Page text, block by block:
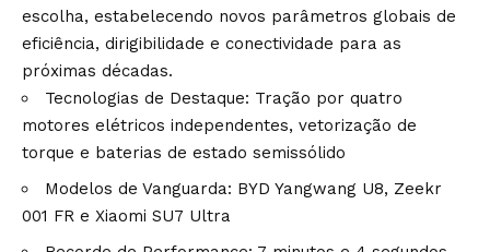
escolha, estabelecendo novos parâmetros globais de
eficiência, dirigibilidade e conectividade para as
próximas décadas.
Tecnologias de Destaque: Tração por quatro
motores elétricos independentes, vetorização de
torque e baterias de estado semissólido
Modelos de Vanguarda: BYD Yangwang U8, Zeekr
001 FR e Xiaomi SU7 Ultra